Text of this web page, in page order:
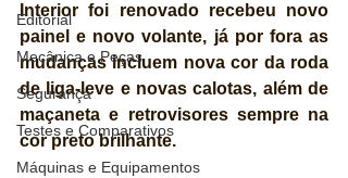
Editorial
Mecânica e Peças
Segurança
Testes e Comparativos
Máquinas e Equipamentos
Interior foi renovado recebeu novo
painel e novo volante, já por fora as
mudanças incluem nova cor da roda
de liga-leve e novas calotas, além de
maçaneta e retrovisores sempre na
cor preto brilhante.